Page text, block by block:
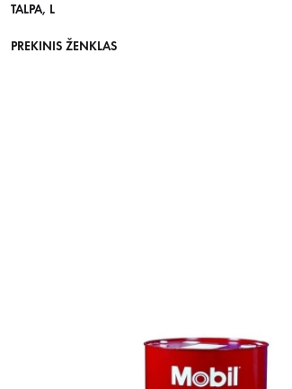
TALPA, L
PREKINIS ŽENKLAS